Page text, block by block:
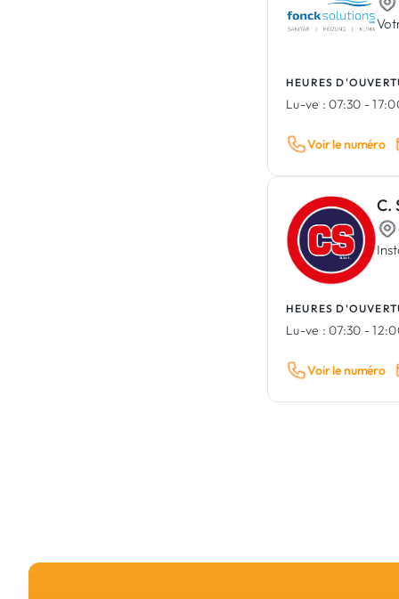
HEURES
Lu-ve : 07:30 -
Voir le numéro
C.
HEURES
Lu-ve : 07:30 -
Voir le numéro